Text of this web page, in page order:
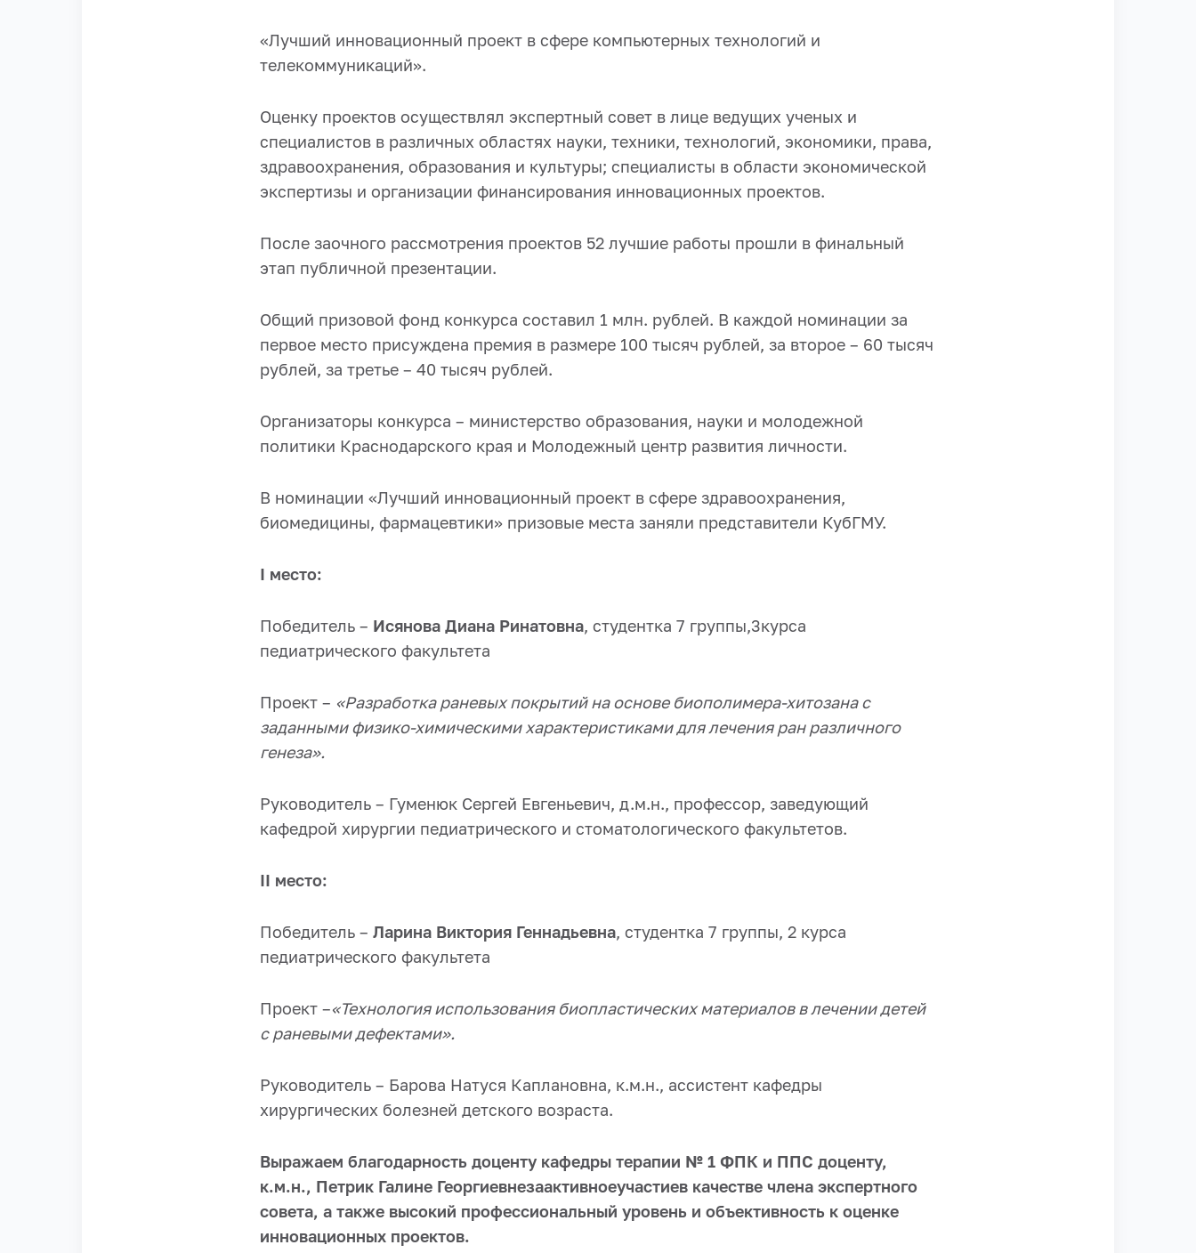
«Лучший инновационный проект в сфере компьютерных технологий и
телекоммуникаций».
Оценку проектов осуществлял экспертный совет в лице ведущих ученых и
специалистов в различных областях науки, техники, технологий, экономики, права,
здравоохранения, образования и культуры; специалисты в области экономической
экспертизы и организации финансирования инновационных проектов.
После заочного рассмотрения проектов 52 лучшие работы прошли в финальный
этап публичной презентации.
Общий призовой фонд конкурса составил 1 млн. рублей. В каждой номинации за
первое место присуждена премия в размере 100 тысяч рублей, за второе – 60 тысяч
рублей, за третье – 40 тысяч рублей.
Организаторы конкурса – министерство образования, науки и молодежной
политики Краснодарского края и Молодежный центр развития личности.
В номинации «Лучший инновационный проект в сфере здравоохранения,
биомедицины, фармацевтики» призовые места заняли представители КубГМУ.
I место:
Победитель – Исянова Диана Ринатовна, студентка 7 группы,3курса
педиатрического факультета
Проект – «Разработка раневых покрытий на основе биополимера-хитозана с
заданными физико-химическими характеристиками для лечения ран различного
генеза».
Руководитель – Гуменюк Сергей Евгеньевич, д.м.н., профессор, заведующий
кафедрой хирургии педиатрического и стоматологического факультетов.
II место:
Победитель – Ларина Виктория Геннадьевна, студентка 7 группы, 2 курса
педиатрического факультета
Проект –«Технология использования биопластических материалов в лечении детей
с раневыми дефектами».
Руководитель – Барова Натуся Каплановна, к.м.н., ассистент кафедры
хирургических болезней детского возраста.
Выражаем благодарность доценту кафедры терапии № 1 ФПК и ППС доценту,
к.м.н., Петрик Галине Георгиевнезаактивноеучастиев качестве члена экспертного
совета, а также высокий профессиональный уровень и объективность к оценке
инновационных проектов.